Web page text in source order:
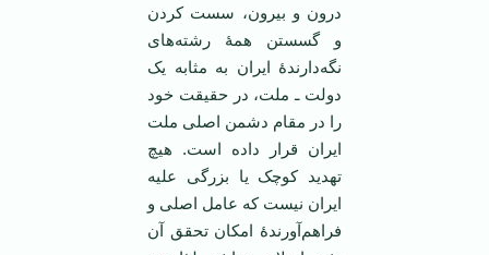
درون و بیرون، سست کردن
و گسستن همۀ رشته‌های
نگه‌دارندۀ ایران به مثابه یک
دولت ـ ملت، در حقیقت خود
را در مقام دشمن اصلی ملت
ایران قرار داده است. هیچ
تهدید کوچک یا بزرگی علیه
ایران نیست که عامل اصلی و
فراهم‌آورندۀ امکان تحقق آن